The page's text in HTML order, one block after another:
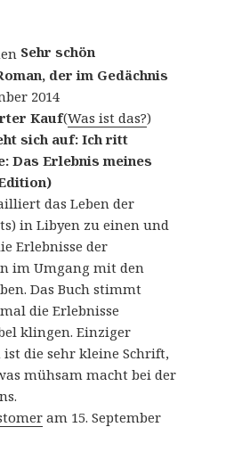
Sehr schön
der im Gedächnis
2014
Kauf(Was ist das?)
sich auf: Ich ritt
Das Erlebnis meines
das Leben der
in Libyen zu einen und
Erlebnisse der
im Umgang mit den
Das Buch stimmt
die Erlebnisse
klingen. Einziger
die sehr kleine Schrift,
mühsam macht bei der
am 15. September